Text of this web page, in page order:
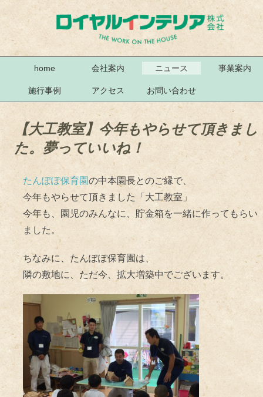
home 会社案内 ニュース 事業案内
施行事例 アクセス お問い合わせ
【大工教室】今年もやらせて頂きまし
た。夢っていいね！
たんぽぽ保育園の中本園長とのご縁で、
今年もやらせて頂きました「大工教室」
今年も、園児のみんなに、貯金箱を一緒に作ってもらい
ました。
ちなみに、たんぽぽ保育園は、
隣の敷地に、ただ今、拡大増築中でございます。